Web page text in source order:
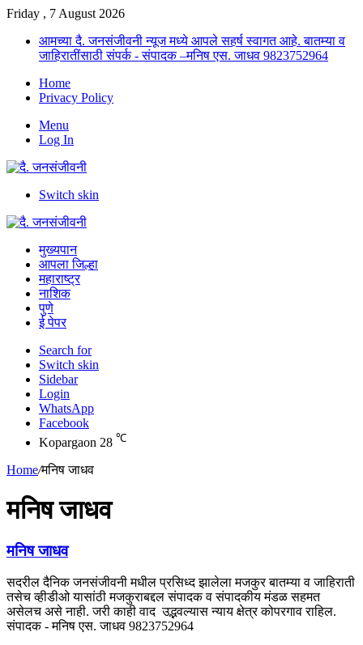
Friday , 7 August 2026
आमच्या दै. जनसंजीवनी न्यूज मध्ये आपले सहर्ष स्वागत आहे. बातम्या व
जाहिरातींसाठी संपर्क - संपादक –मनिष एस. जाधव 9823752964
Home
Privacy Policy
Menu
Log In
Switch skin
मुख्यपान
आपला जिल्हा
महाराष्ट्र
नाशिक
पुणे
ई पेपर
Search for
Switch skin
Sidebar
Login
WhatsApp
Facebook
Kopargaon 28 ℃
Home/मनिष जाधव
मनिष जाधव
मनिष जाधव
सदरील दैनिक जनसंजीवनी मधील प्रसिध्द झालेला मजकुर बातम्या व जाहिराती
तसेच व्हीडीओ यासांठी मजकुराबद्दल संपादक व संपादकीय मंडळ सहमत
असेलच असे नाही. जरी काही वाद उद्भवल्यास न्याय क्षेत्र कोपरगाव राहिल.
संपादक - मनिष एस. जाधव 9823752964